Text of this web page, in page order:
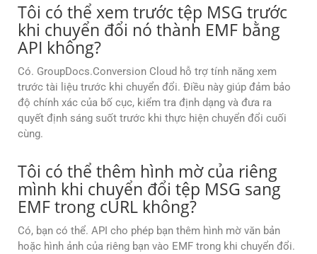
Tôi có thể xem trước tệp MSG trước
khi chuyển đổi nó thành EMF bằng
API không?
Có. GroupDocs.Conversion Cloud hỗ trợ tính năng xem
trước tài liệu trước khi chuyển đổi. Điều này giúp đảm bảo
độ chính xác của bố cục, kiểm tra định dạng và đưa ra
quyết định sáng suốt trước khi thực hiện chuyển đổi cuối
cùng.
Tôi có thể thêm hình mờ của riêng
mình khi chuyển đổi tệp MSG sang
EMF trong cURL không?
Có, bạn có thể. API cho phép bạn thêm hình mờ văn bản
hoặc hình ảnh của riêng bạn vào EMF trong khi chuyển đổi.